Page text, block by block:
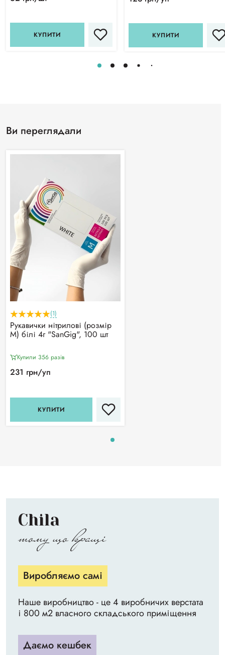
КУПИТИ КУПИТИ
Ви переглядали
(1)
Рукавички нітрилові (розмір
М) білі 4г "SanGig", 100 шт
Купили 356 разiв
231 грн/уп
КУПИТИ
Chila
тому що кращі
Виробляємо самі
Наше виробництво - це 4 виробничих верстата
і 800 м2 власного складського приміщення
Даємо кешбек